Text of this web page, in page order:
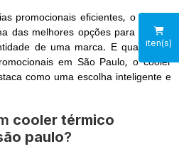
promocionais eficientes, o uso de
das melhores opções para marcar
de uma marca. E quando se
em São Paulo, o cooler
como uma escolha inteligente e
cooler térmico
paulo?
iten(s)